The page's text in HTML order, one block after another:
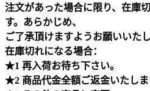
注文があった場合に限り、在庫
す。あらかじめ、
ご了承頂けますようお願いいたし
在庫切れになる場合：
★1 再入荷お待ち下さい。
★2 商品代金全額ご返金いたしま